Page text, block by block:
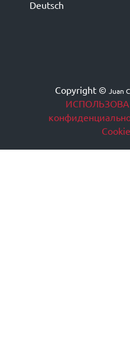
Deutsch
Copyright © Juan